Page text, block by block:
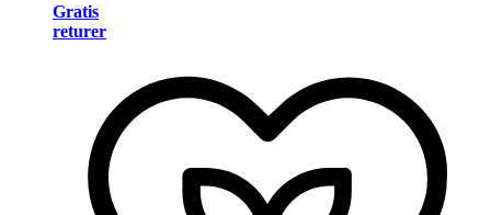
Gratis
returer